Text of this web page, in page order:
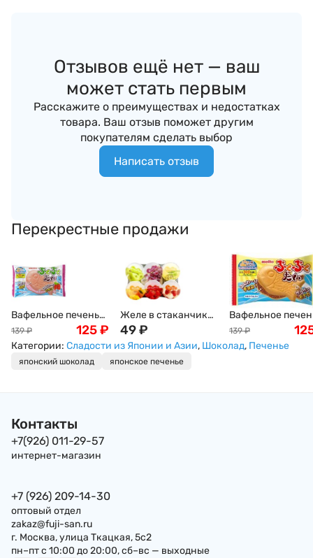
Отзывов ещё нет — ваш
может стать первым
Расскажите о преимуществах и недостатках
товара. Ваш отзыв поможет другим
покупателям сделать выбор
Написать отзыв
Перекрестные продажи
Вафельное печенье
"Тайяки" с
клубничной
начинкой Meito,
16,5г, Япония
139 ₽ 125₽
Желе в стаканчике
фруктовое 1 вкус -
личи, манго, яблоко,
виноград ABC ,1
49₽
Вафельное
"Тайяки" Meito,
Япония, 16,5г
139 ₽
Категории: Сладости из Японии и Азии, Шоколад, Печенье
японский шоколад японское печенье
Контакты
+7(926) 011-29-57
интернет-магазин
+7 (926) 209-14-30
оптовый отдел
zakaz@fuji-san.ru
г. Москва, улица Ткацкая, 5с2
пн–пт с 10:00 до 20:00, сб–вс — выходные